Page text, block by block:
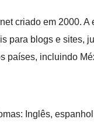
criado em 2000.
para blogs e sites,
países, incluindo
Inglês,